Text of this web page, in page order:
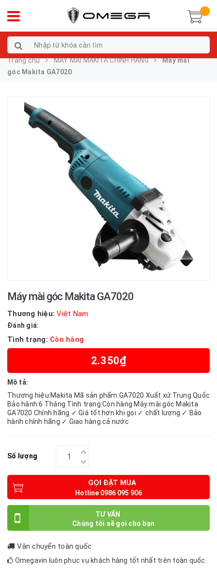
Trang chủ MÁY MÀI MAKITA CHÍNH HÃNG
Máy mài
góc Makita GA7020
Máy mài góc Makita GA7020
Thương hiệu: Việt Nam
Đánh giá:
Tình trạng: Còn hàng
2.350₫
Mô tả:
Thương hiệu:Makita Mã sản phẩm:GA7020 Xuất xứ:Trung Quốc
Bảo hành:6 Tháng Tình trạng:Còn hàng Máy mài góc Makita
GA7020 Chính hãng ✓ Giá tốt hơn khi gọi ✓ chất lượng ✓ Bảo
hành chính hãng ✓ Giao hàng cả nước
Số lượng
GỌI ĐẶT MUA
TƯ VẤN
Vận chuyển toàn quốc
Omegavin luôn phục vụ khách hàng tốt nhất trên toàn quốc.